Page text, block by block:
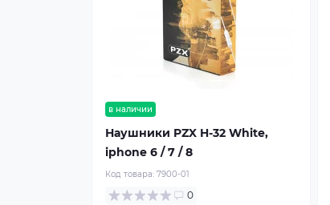
в наличии
Наушники PZX H-32 White,
iphone 6 / 7 / 8
Код товара: 7900-01
0